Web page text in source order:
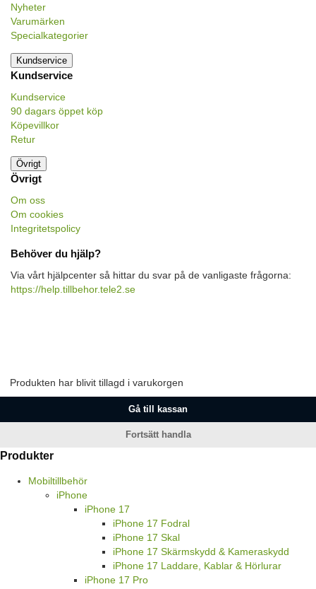
Nyheter
Varumärken
Specialkategorier
Kundservice
Kundservice
Kundservice
90 dagars öppet köp
Köpevillkor
Retur
Övrigt
Övrigt
Om oss
Om cookies
Integritetspolicy
Behöver du hjälp?
Via vårt hjälpcenter så hittar du svar på de vanligaste frågorna:
https://help.tillbehor.tele2.se
Produkten har blivit tillagd i varukorgen
Gå till kassan
Fortsätt handla
Produkter
Mobiltillbehör
iPhone
iPhone 17
iPhone 17 Fodral
iPhone 17 Skal
iPhone 17 Skärmskydd & Kameraskydd
iPhone 17 Laddare, Kablar & Hörlurar
iPhone 17 Pro